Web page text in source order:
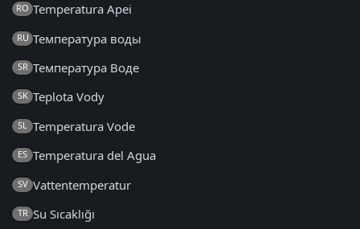
RO Temperatura Apei
RU Температура воды
SR Температура Воде
SK Teplota Vody
SL Temperatura Vode
ES Temperatura del Agua
SV Vattentemperatur
TR Su Sıcaklığı